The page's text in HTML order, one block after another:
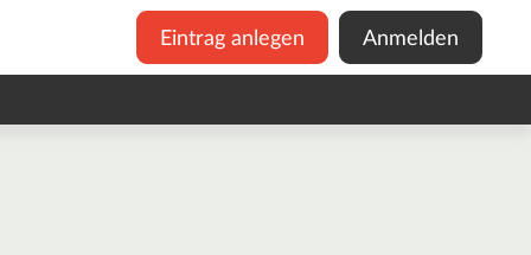
Eintrag anlegen Anmelden